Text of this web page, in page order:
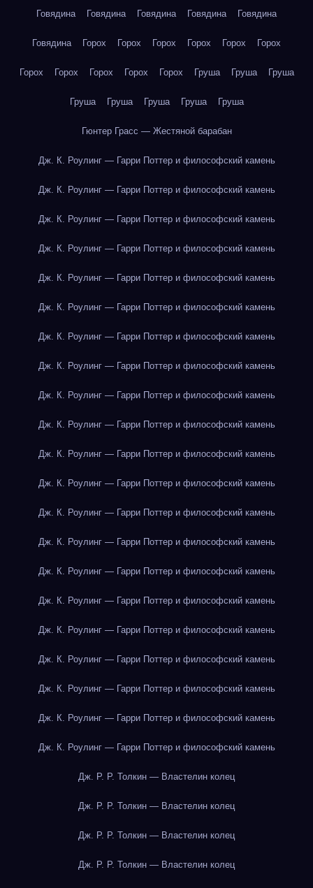
Говядина Говядина Говядина Говядина Говядина
Говядина Горох Горох Горох Горох Горох Горох
Горох Горох Горох Горох Горох Груша Груша Груша
Груша Груша Груша Груша Груша
Гюнтер Грасс — Жестяной барабан
Дж. К. Роулинг — Гарри Поттер и философский камень
Дж. К. Роулинг — Гарри Поттер и философский камень
Дж. К. Роулинг — Гарри Поттер и философский камень
Дж. К. Роулинг — Гарри Поттер и философский камень
Дж. К. Роулинг — Гарри Поттер и философский камень
Дж. К. Роулинг — Гарри Поттер и философский камень
Дж. К. Роулинг — Гарри Поттер и философский камень
Дж. К. Роулинг — Гарри Поттер и философский камень
Дж. К. Роулинг — Гарри Поттер и философский камень
Дж. К. Роулинг — Гарри Поттер и философский камень
Дж. К. Роулинг — Гарри Поттер и философский камень
Дж. К. Роулинг — Гарри Поттер и философский камень
Дж. К. Роулинг — Гарри Поттер и философский камень
Дж. К. Роулинг — Гарри Поттер и философский камень
Дж. К. Роулинг — Гарри Поттер и философский камень
Дж. К. Роулинг — Гарри Поттер и философский камень
Дж. К. Роулинг — Гарри Поттер и философский камень
Дж. К. Роулинг — Гарри Поттер и философский камень
Дж. К. Роулинг — Гарри Поттер и философский камень
Дж. К. Роулинг — Гарри Поттер и философский камень
Дж. К. Роулинг — Гарри Поттер и философский камень
Дж. Р. Р. Толкин — Властелин колец
Дж. Р. Р. Толкин — Властелин колец
Дж. Р. Р. Толкин — Властелин колец
Дж. Р. Р. Толкин — Властелин колец